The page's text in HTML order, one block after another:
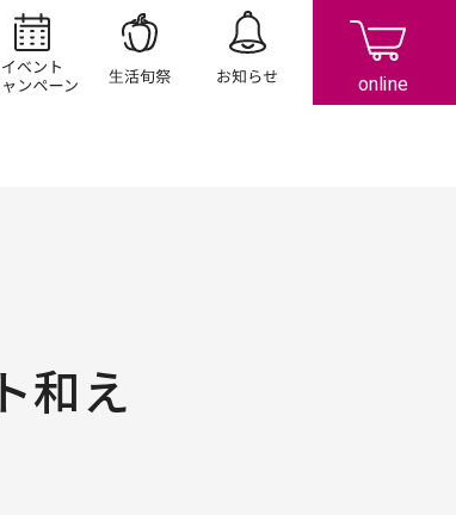
舗/チラシ検索イベント/キャンペーン
生活旬祭 お知らせ
和え